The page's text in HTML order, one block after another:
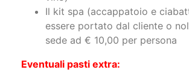
essere portato dal cliente o
sede ad € 10,00 per persona
Eventuali pasti extra:
Per altri pasti la tariffa è di €